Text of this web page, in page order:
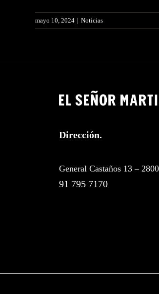
mayo 10, 2024 | Noticias
Dirección.
General Castaños 13 –
91 795 7170